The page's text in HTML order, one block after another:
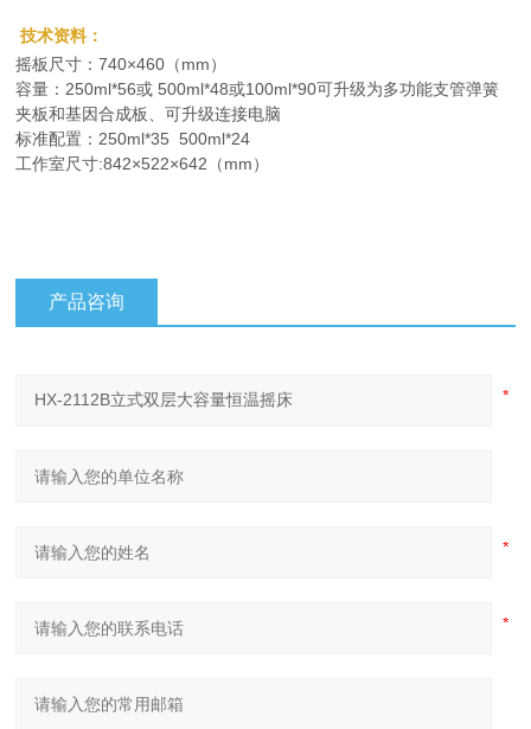
技术资料：
摇板尺寸：740×460（mm）
容量：250ml*56或 500ml*48或100ml*90可升级为多功能支管弹簧
夹板和基因合成板、可升级连接电脑
标准配置：250ml*35 500ml*24
工作室尺寸:842×522×642（mm）
产品咨询